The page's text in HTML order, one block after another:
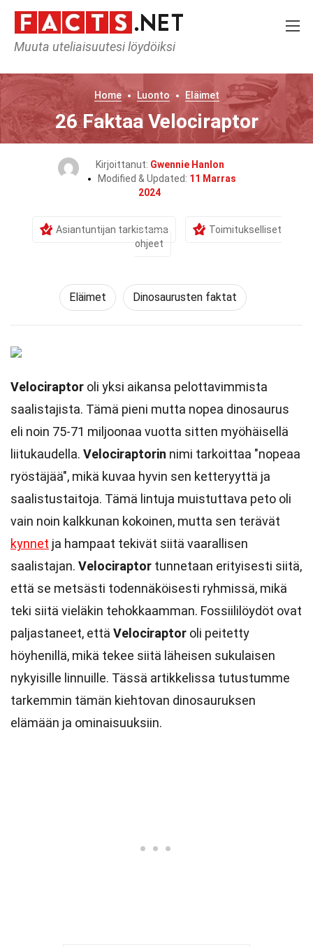
Muuta uteliaisuutesi löydöiksi
Home Luonto Eläimet
26 Faktaa Velociraptor
Kirjoittanut: Gwennie Hanlon
Modified & Updated: 11 Marras
2024
Asiantuntijan tarkistama
Toimitukselliset
ohjeet
Eläimet Dinosaurusten faktat
Velociraptor oli yksi aikansa pelottavimmista
saalistajista. Tämä pieni mutta nopea dinosaurus
eli noin 75-71 miljoonaa vuotta sitten myöhäisellä
liitukaudella. Velociraptorin nimi tarkoittaa "nopeaa
ryöstäjää", mikä kuvaa hyvin sen ketteryyttä ja
saalistustaitoja. Tämä lintuja muistuttava peto oli
vain noin kalkkunan kokoinen, mutta sen terävät
kynnet ja hampaat tekivät siitä vaarallisen
saalistajan. Velociraptor tunnetaan erityisesti siitä,
että se metsästi todennäköisesti ryhmissä, mikä
teki siitä vieläkin tehokkaamman. Fossiililöydöt ovat
paljastaneet, että Velociraptor oli peitetty
höyhenillä, mikä tekee siitä läheisen sukulaisen
nykyisille linnuille. Tässä artikkelissa tutustumme
tarkemmin tämän kiehtovan dinosauruksen
elämään ja ominaisuuksiin.